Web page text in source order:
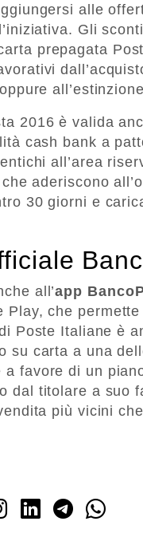
alle
Gli
prepagata
2016 è valida
cash bank a
all’area
aderiscono
30 giorni e
all’app
Play, che
Poste Italiane è
su carta a una
favore di un
dal titolare a suo
più vicini